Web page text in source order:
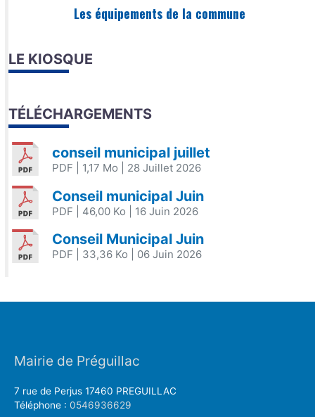
Les équipements de la commune
LE KIOSQUE
TÉLÉCHARGEMENTS
conseil municipal juillet
PDF | 1,17 Mo | 28 Juillet 2026
Conseil municipal Juin
PDF | 46,00 Ko | 16 Juin 2026
Conseil Municipal Juin
PDF | 33,36 Ko | 06 Juin 2026
Mairie de Préguillac
7 rue de Perjus 17460 PREGUILLAC
Téléphone : 0546936629